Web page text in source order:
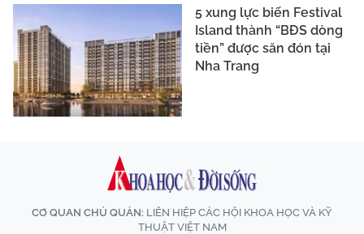
5 xung lực biến Festival
Island thành “BĐS dòng
tiền” được săn đón tại
Nha Trang
CƠ QUAN CHỦ QUẢN: LIÊN HIỆP CÁC HỘI KHOA HỌC VÀ KỸ
THUẬT VIỆT NAM